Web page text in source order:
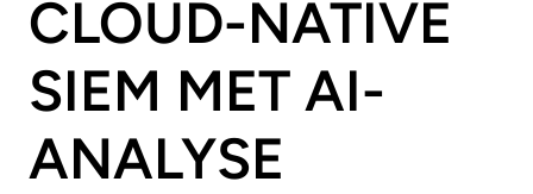
CLOUD-NATIVE
SIEM MET AI-
ANALYSE